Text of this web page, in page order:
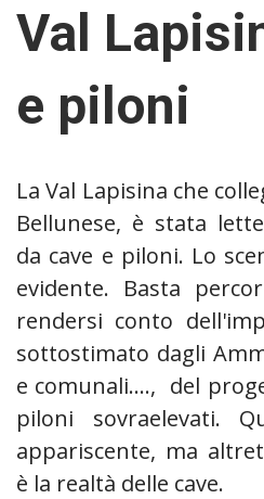
Val
e piloni
La Val Lapisina che
Bellunese, è stata
da cave e piloni. Lo
evidente. Basta
rendersi conto
sottostimato dagli
e comunali...., del
piloni sovraelevati.
appariscente, ma
è la realtà delle cave.